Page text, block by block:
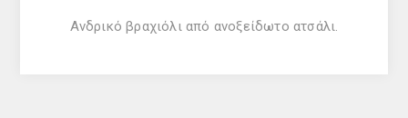
Ανδρικό βραχιόλι από ανοξείδωτο ατσάλι.